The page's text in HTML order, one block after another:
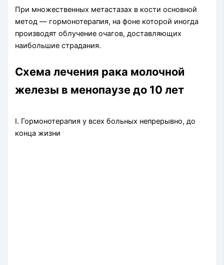
При множественных метастазах в кости основной
метод — гормо­нотерапия, на фоне которой иногда
производят облучение очагов, доставляющих
наибольшие страдания.
Схема лечения рака молочной
железы в менопаузе до 10 лет
I. Гормонотерапия у всех больных непрерывно, до
конца жизни